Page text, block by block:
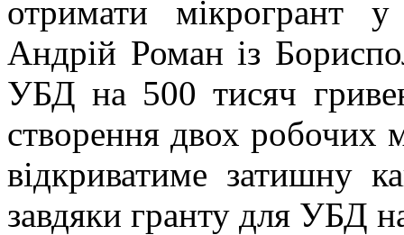
отримати мікрогрант
Андрій Роман із
УБД на 500 тисяч
створення двох робочих
відкриватиме затишну
завдяки гранту для УБД